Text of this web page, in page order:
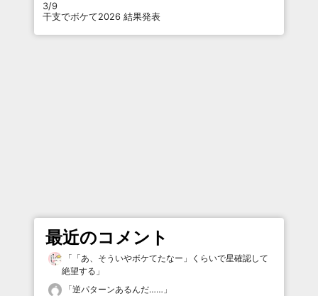
3/9
干支でボケて2026 結果発表
最近のコメント
「 「あ、そういやボケてたなー」くらいで星確認して
絶望する 」
「逆パターンあるんだ…… 」